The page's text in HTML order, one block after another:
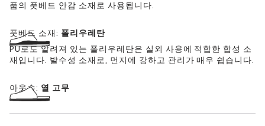
품의 풋베드 안감 소재로 사용됩니다.
풋베드 소재: 폴리우레탄
PU로도 알려져 있는 폴리우레탄은 실외 사용에 적합한 합성 소
재입니다. 발수성 소재로, 먼지에 강하고 관리가 매우 쉽습니다.
아웃솔: 열 고무